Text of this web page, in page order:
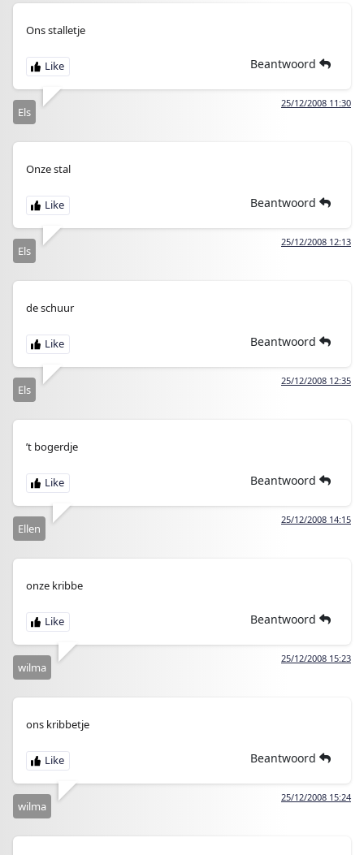
Ons stalletje
Beantwoord
25/12/2008 11:30
Els
Onze stal
Beantwoord
25/12/2008 12:13
Els
de schuur
Beantwoord
25/12/2008 12:35
Els
’t bogerdje
Beantwoord
25/12/2008 14:15
Ellen
onze kribbe
Beantwoord
25/12/2008 15:23
wilma
ons kribbetje
Beantwoord
25/12/2008 15:24
wilma